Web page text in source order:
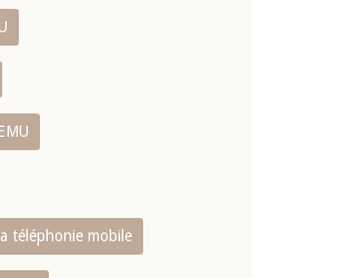
téléphonie mobile